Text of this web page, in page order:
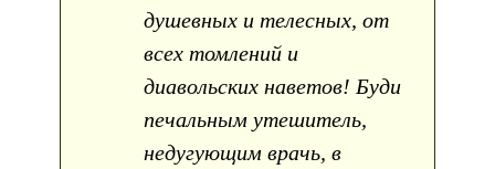
душевных и телесных, от
всех томлений и
диавольских наветов! Буди
печальным утешитель,
недугующим врачь, в